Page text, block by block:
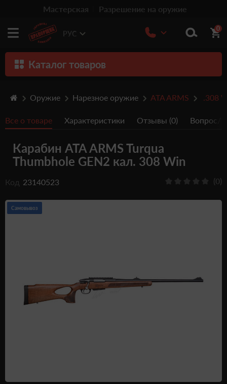
Мастерская Разрешение на оружие
РУС
0
Каталог товаров
Травматическое оружие
Пистолеты
Оптика
Тюнинг
Аксессуары
Подарочные Сертификати
Оружие Нарезное оружие ATA ARMS .308
Все о товаре Характеристики Отзывы (0) Вопрос/
Карабин ATA ARMS Turqua
Thumbhole GEN2 кал. 308 Win
Код 23140523 (0)
Самовывоз